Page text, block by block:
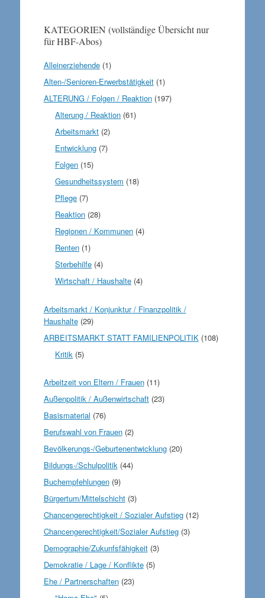
KATEGORIEN (vollständige Übersicht nur
für HBF-Abos)
Alleinerziehende(1)
Alten-/Senioren-Erwerbstätigkeit(1)
ALTERUNG / Folgen / Reaktion(197)
Alterung / Reaktion (61)
Arbeitsmarkt (2)
Entwicklung (7)
Folgen (15)
Gesundheitssystem (18)
Pflege (7)
Reaktion (28)
Regionen / Kommunen (4)
Renten (1)
Sterbehilfe (4)
Wirtschaft / Haushalte (4)
Arbeitsmarkt / Konjunktur / Finanzpolitik /
Haushalte(29)
ARBEITSMARKT STATT FAMILIENPOLITIK(108)
Kritik (5)
Arbeitzeit von Eltern / Frauen(11)
Außenpolitik / Außenwirtschaft(23)
Basismaterial (76)
Berufswahl von Frauen(2)
Bevölkerungs-/Geburtenentwicklung(20)
Bildungs-/Schulpolitik(44)
Buchempfehlungen(9)
Bürgertum/Mittelschicht(3)
Chancengerechtigkeit / Sozialer Aufstieg(12)
Chancengerechtigkeit/Sozialer Aufstieg(3)
Demographie/Zukunfsfähigkeit(3)
Demokratie / Lage / Konflikte(5)
Ehe / Partnerschaften(23)